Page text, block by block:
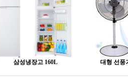
삼성냉장고 160L 대형 선풍